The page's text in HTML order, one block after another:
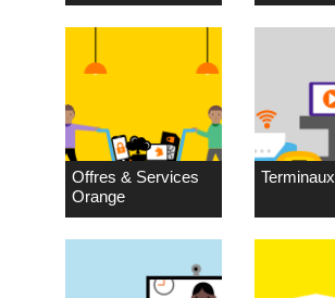
Offres & Services
Orange
Terminaux